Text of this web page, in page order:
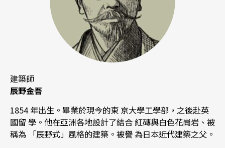
建築師
辰野金吾
1854 年出生。畢業於現今的東 京大學工學部，之後赴英
國留 學。他在亞洲各地設計了結合 紅磚與白色花崗岩、被
稱為 「辰野式」風格的建築。被譽 為日本近代建築之父。